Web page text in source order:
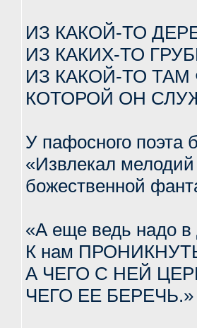
ИЗ КАКОЙ-ТО
ИЗ КАКИХ-ТО
ИЗ КАКОЙ-ТО
КОТОРОЙ ОН
У пафосного поэта
«Извлекал
божественной
«А еще ведь надо
К нам
А ЧЕГО С НЕЙ
ЧЕГО ЕЕ БЕРЕЧЬ.»